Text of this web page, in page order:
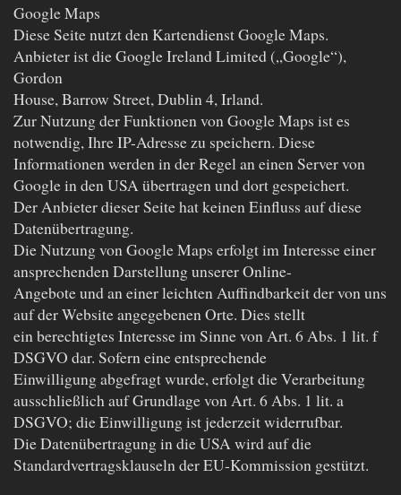
Google Maps
Diese Seite nutzt den Kartendienst Google Maps.
Anbieter ist die Google Ireland Limited („Google“),
Gordon
House, Barrow Street, Dublin 4, Irland.
Zur Nutzung der Funktionen von Google Maps ist es
notwendig, Ihre IP-Adresse zu speichern. Diese
Informationen werden in der Regel an einen Server von
Google in den USA übertragen und dort gespeichert.
Der Anbieter dieser Seite hat keinen Einfluss auf diese
Datenübertragung.
Die Nutzung von Google Maps erfolgt im Interesse einer
ansprechenden Darstellung unserer Online-
Angebote und an einer leichten Auffindbarkeit der von uns
auf der Website angegebenen Orte. Dies stellt
ein berechtigtes Interesse im Sinne von Art. 6 Abs. 1 lit. f
DSGVO dar. Sofern eine entsprechende
Einwilligung abgefragt wurde, erfolgt die Verarbeitung
ausschließlich auf Grundlage von Art. 6 Abs. 1 lit. a
DSGVO; die Einwilligung ist jederzeit widerrufbar.
Die Datenübertragung in die USA wird auf die
Standardvertragsklauseln der EU-Kommission gestützt.